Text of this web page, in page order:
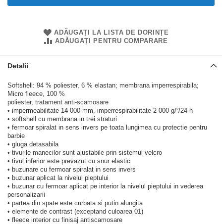
ADĂUGAȚI LA LISTA DE DORINȚE
ADĂUGAȚI PENTRU COMPARARE
Detalii
Softshell: 94 % poliester, 6 % elastan; membrana imperrespirabila;
Micro fleece, 100 %
poliester, tratament anti-scamosare
• impermeabilitate 14 000 mm, imperrespirabilitate 2 000 g/²/24 h
• softshell cu membrana in trei straturi
• fermoar spiralat in sens invers pe toata lungimea cu protectie pentru
barbie
• gluga detasabila
• tivurile manecilor sunt ajustabile prin sistemul velcro
• tivul inferior este prevazut cu snur elastic
• buzunare cu fermoar spiralat in sens invers
• buzunar aplicat la nivelul pieptului
• buzunar cu fermoar aplicat pe interior la nivelul pieptului in vederea
personalizarii
• partea din spate este curbata si putin alungita
• elemente de contrast (exceptand culoarea 01)
• fleece interior cu finisaj antiscamosare